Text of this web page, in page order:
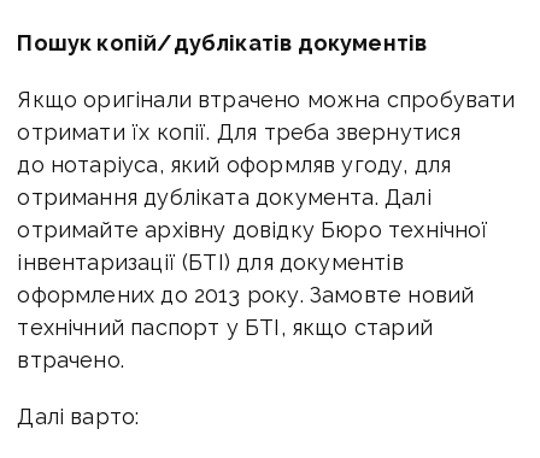
Пошук копій/дублікатів документів
Якщо оригінали втрачено можна спробувати
отримати їх копії. Для треба звернутися
до нотаріуса, який оформляв угоду, для
отримання дубліката документа. Далі
отримайте архівну довідку Бюро технічної
інвентаризації (БТІ) для документів
оформлених до 2013 року. Замовте новий
технічний паспорт у БТІ, якщо старий
втрачено.
Далі варто: